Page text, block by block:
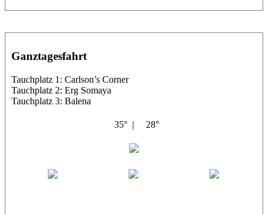
Ganztagesfahrt
Tauchplatz 1: Carlson’s Corner
Tauchplatz 2: Erg Somaya
Tauchplatz 3: Balena
35° | 28°